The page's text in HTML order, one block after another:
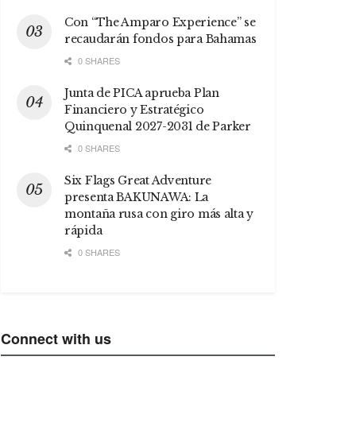
Con “The Amparo Experience” se
recaudarán fondos para Bahamas
0 SHARES
Junta de PICA aprueba Plan
Financiero y Estratégico
Quinquenal 2027-2031 de Parker
0 SHARES
Six Flags Great Adventure
presenta BAKUNAWA: La
montaña rusa con giro más alta y
rápida
0 SHARES
Connect with us